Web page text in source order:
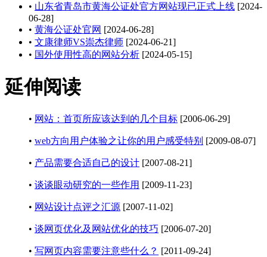
• 山东省青岛市黄海公证处官方网站现已正式上线 [2024-
06-28]
• 黄海公证处官网 [2024-06-28]
• 文康律师VS崇杰律师 [2024-06-21]
• 国外使用性高的网站分析 [2024-05-15]
延伸阅读
• 网站：首页所应该达到的几个目标 [2006-06-29]
• web方向用户体验之让你的用户感受特别 [2009-08-07]
• 产品需要合适自己的设计 [2007-08-21]
• 谈谈眼动研究的一些作用 [2009-11-23]
• 网站设计点评之汇源 [2007-11-02]
• 谈网页优化及网站优化的技巧 [2006-07-20]
• 写网页内容需要注意些什么？ [2011-09-24]